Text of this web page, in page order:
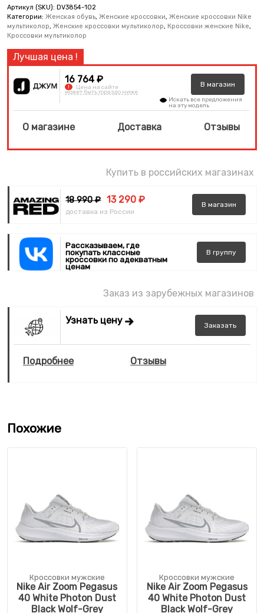
Артикул (SKU): DV3854-102
Категории: Женская обувь, Женские кроссовки, Женские кроссовки Nike
мультиколор, Женские кроссовки мультиколор, Кроссовки женские Nike,
Кроссовки мультиколор
16 764 ₽
! Цена на сайте
может быть гораздо ниже
В магазин
Искать все предложения
на эту модель
О магазине Доставка Отзывы
Купить в российских магазинах
18 990 ₽ 13 290 ₽
доставка из России
В магазин
Рассказываем, где
покупать классные
кроссовки по адекватным
ценам
В группу
Заказ из зарубежных магазинов
Узнать цену Заказать
Подробнее Отзывы
Похожие
Кроссовки мужские
Nike Air Zoom Pegasus
40 White Photon Dust
Black Wolf-Grey
Кроссовки мужские
Nike Air Zoom Pegasus
40 White Photon Dust
Black Wolf-Grey